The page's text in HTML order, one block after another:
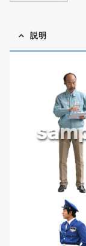
説明